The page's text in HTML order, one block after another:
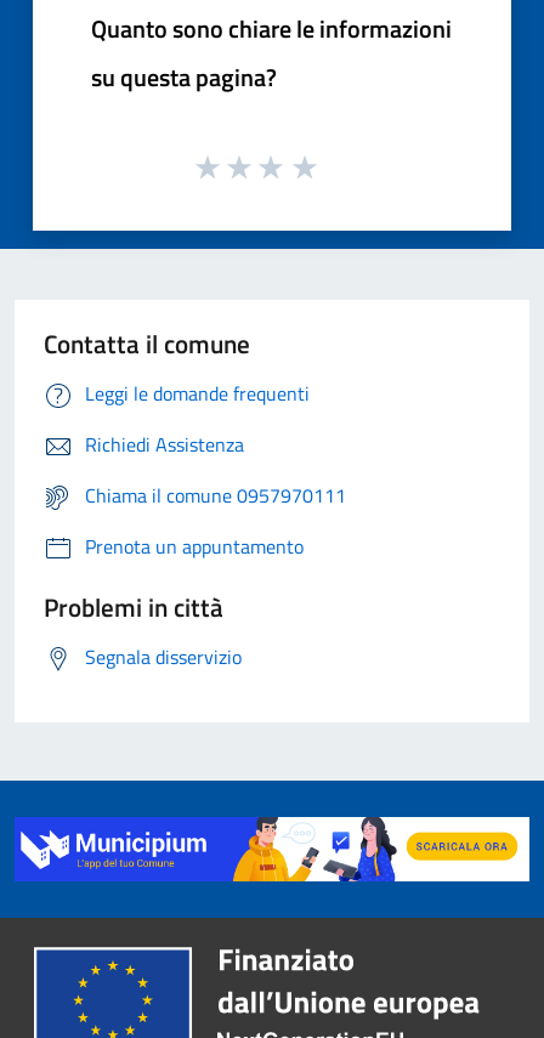
Quanto sono chiare le informazioni
su questa pagina?
Contatta il comune
Leggi le domande frequenti
Richiedi Assistenza
Chiama il comune 0957970111
Prenota un appuntamento
Problemi in città
Segnala disservizio